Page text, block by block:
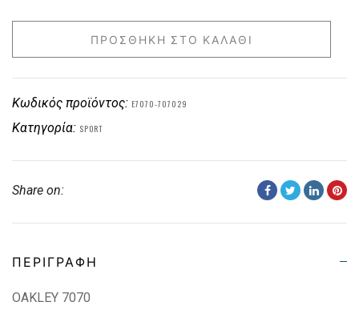
ΠΡΟΣΘΉΚΗ ΣΤΟ ΚΑΛΆΘΙ
Κωδικός προϊόντος: E7070-707029
Κατηγορία: SPORT
Share on:
ΠΕΡΙΓΡΑΦΉ
OAKLEY 7070